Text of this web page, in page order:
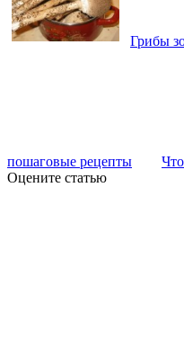
Грибы
пошаговые рецепты
Оцените статью